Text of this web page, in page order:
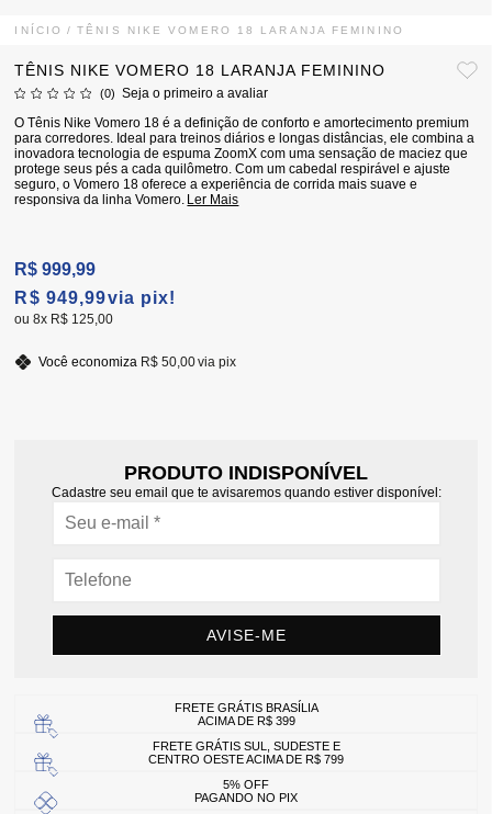
INÍCIO TÊNIS NIKE VOMERO 18 LARANJA FEMININO
TÊNIS NIKE VOMERO 18 LARANJA FEMININO
(0)
Seja o primeiro a avaliar
O Tênis Nike Vomero 18 é a definição de conforto e amortecimento premium
para corredores. Ideal para treinos diários e longas distâncias, ele combina a
inovadora tecnologia de espuma ZoomX com uma sensação de maciez que
protege seus pés a cada quilômetro. Com um cabedal respirável e ajuste
seguro, o Vomero 18 oferece a experiência de corrida mais suave e
responsiva da linha Vomero. Ler Mais
R$ 949,99via pix!
R$ 999,99
8x R$ 125,00
Você economiza R$ 50,00via pix
PRODUTO INDISPONÍVEL
Cadastre seu email que te avisaremos quando estiver disponível:
AVISE-ME
FRETE GRÁTIS BRASÍLIA
ACIMA DE R$ 399
FRETE GRÁTIS SUL, SUDESTE E
CENTRO OESTE ACIMA DE R$ 799
5% OFF
PAGANDO NO PIX